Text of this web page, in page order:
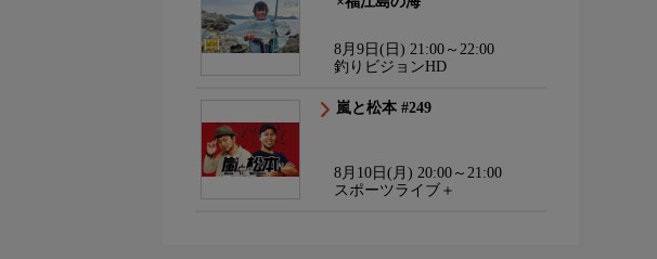
8月9日(日) 21:00～22:00
釣りビジョンHD
嵐と松本 #249
8月10日(月) 20:00～21:00
スポーツライブ＋